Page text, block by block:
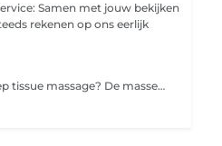
rekenen op ons eerlijk
Wat kun je verwachten van een deep tissue massage? De masseur maakt met de vingers, duimen, (zachte) vuisten of de onderarm en elleboog langzame, maar krachtige en diepe bewegingen. De massage begint rustig, maar al snel wordt de druk opgevoerd. En dat merk je meteen. Zodra je behandelaar heeft ontdekt waar de pijnpunten liggen, wordt er meer kracht gezet. Stil blijven liggen kan dan moeilijk zijn, maar je kunt het beste zo rustig mogelijk blijven liggen. Zo haal je het meeste uit de massage. Je zult echter merken dat sommige plekken heel gevoelig zijn of zelfs pijn doen, waardoor je verstart of je spieren aanspant. De masseur zal dan net zolang doorgaan, totdat alles loszit en je heerlijk ontspannen bent. * Rug, Nek, Schouders, Onderrug, Onderbenen achterkant ( Billen en boven benen vragen we altijd aan de klant)